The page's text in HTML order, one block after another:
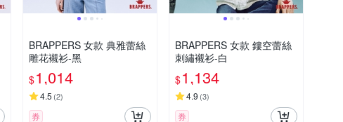
BRAPPERS 女款 典雅蕾絲
雕花襯衫-黑
$1,014
4.5 (2)
券
BRAPPERS 女款 鏤空蕾絲
刺繡襯衫-白
$1,134
4.9 (3)
券